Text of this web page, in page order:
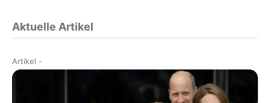
Aktuelle Artikel
Artikel -